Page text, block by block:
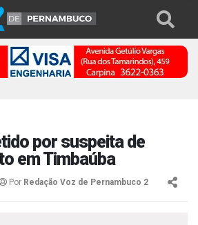
por suspeita de
em Timbaúba
Por Redação Voz de Pernambuco 2